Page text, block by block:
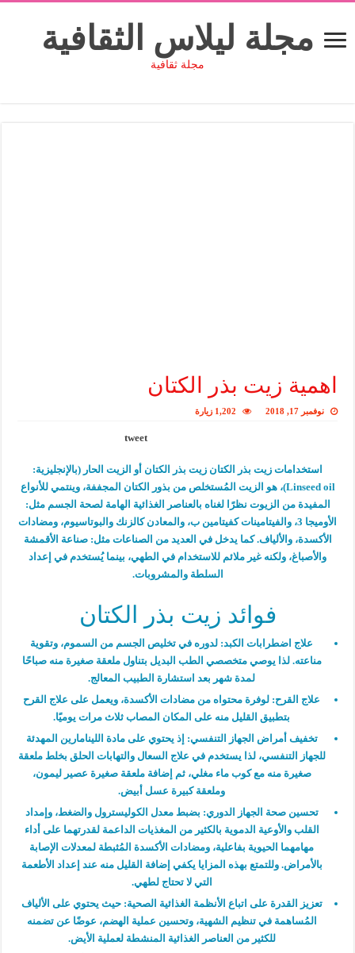
مجلة ليلاس الثقافية
مجلة ثقافية
اهمية زيت بذر الكتان
نوفمبر 17, 2018 1,202 زيارة
tweet
استخدامات زيت بذر الكتان زيت بذر الكتان أو الزيت الحار (بالإنجليزية:
Linseed oil)، هو الزيت المُستخلص من بذور الكتان المجففة، وينتمي للأنواع
المفيدة من الزيوت نظرًا لغناه بالعناصر الغذائية الهامة لصحة الجسم مثل:
الأوميجا 3، والفيتامينات كفيتامين ب، والمعادن كالزنك والبوتاسيوم، ومضادات
الأكسدة، والألياف. كما يدخل في العديد من الصناعات مثل: صناعة الأقمشة
والأصباغ، ولكنه غير ملائم للاستخدام في الطهي، بينما يُستخدم في إعداد
السلطة والمشروبات.
فوائد زيت بذر الكتان
علاج اضطرابات الكبد: لدوره في تخليص الجسم من السموم، وتقوية
مناعته. لذا يوصي متخصصي الطب البديل بتناول ملعقة صغيرة منه صباحًا
لمدة شهر بعد استشارة الطبيب المعالج.
علاج القرح: لوفرة محتواه من مضادات الأكسدة، ويعمل على علاج القرح
بتطبيق القليل منه على المكان المصاب ثلاث مرات يوميًا.
تخفيف أمراض الجهاز التنفسي: إذ يحتوي على مادة اللينامارين المهدئة
للجهاز التنفسي، لذا يستخدم في علاج السعال والتهابات الحلق بخلط ملعقة
صغيرة منه مع كوب ماء مغلي، ثم إضافة ملعقة صغيرة عصير ليمون،
وملعقة كبيرة عسل أبيض.
تحسين صحة الجهاز الدوري: بضبط معدل الكوليسترول والضغط، وإمداد
القلب والأوعية الدموية بالكثير من المغذيات الداعمة لقدرتهما على أداء
مهامهما الحيوية بفاعلية، ومضادات الأكسدة المُثبطة لمعدلات الإصابة
بالأمراض. وللتمتع بهذه المزايا يكفي إضافة القليل منه عند إعداد الأطعمة
التي لا تحتاج لطهي.
تعزيز القدرة على اتباع الأنظمة الغذائية الصحية:حيث يحتوي على الألياف
المُساهمة في تنظيم الشهية، وتحسين عملية الهضم، عوضًا عن تضمنه
للكثير من العناصر الغذائية المنشطة لعملية الأيض.